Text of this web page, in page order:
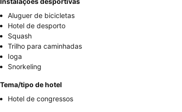
Aluguer de bicicletas
Hotel de desporto
Squash
Trilho para caminhadas
Ioga
Snorkeling
Tema/tipo de hotel
Hotel de congressos